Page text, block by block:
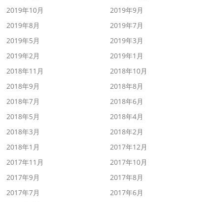
2019年10月
2019年9月
2019年8月
2019年7月
2019年5月
2019年3月
2019年2月
2019年1月
2018年11月
2018年10月
2018年9月
2018年8月
2018年7月
2018年6月
2018年5月
2018年4月
2018年3月
2018年2月
2018年1月
2017年12月
2017年11月
2017年10月
2017年9月
2017年8月
2017年7月
2017年6月